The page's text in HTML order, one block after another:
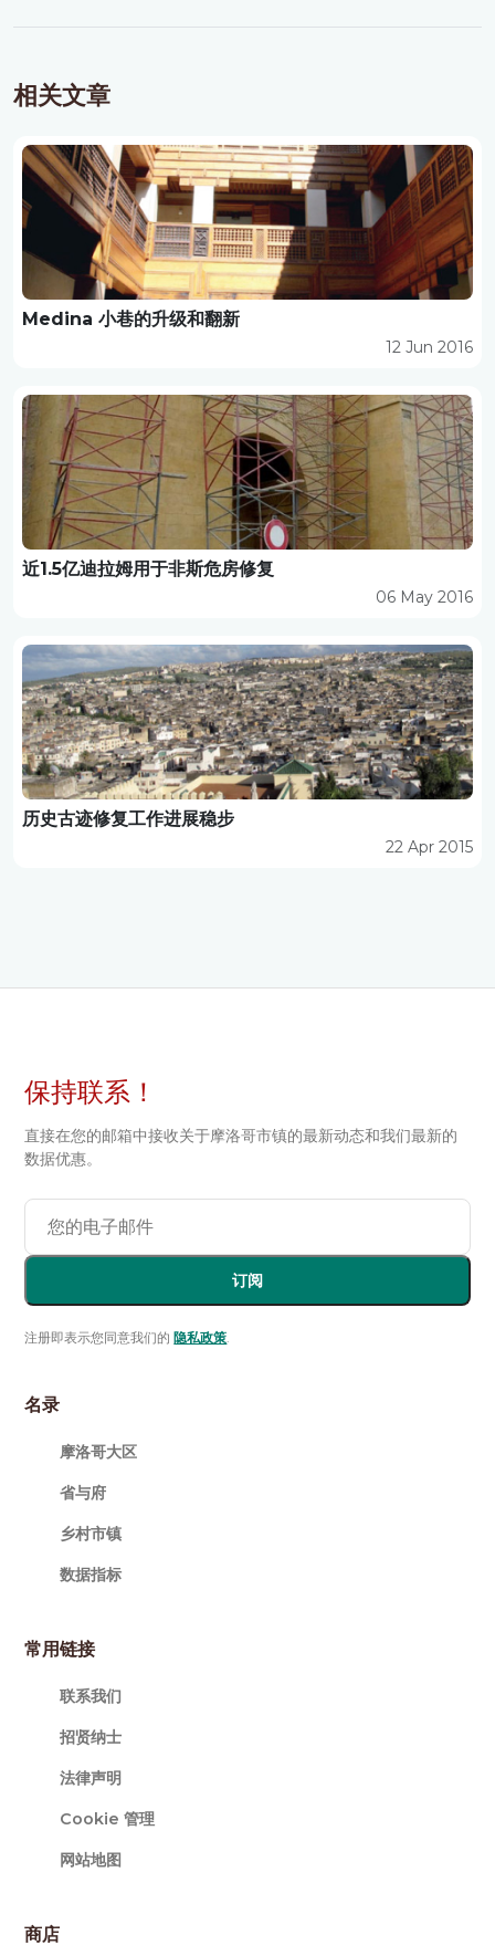
相关文章
Medina 小巷的升级和翻新
12 Jun 2016
近1.5亿迪拉姆用于非斯危房修复
06 May 2016
历史古迹修复工作进展稳步
22 Apr 2015
保持联系！
直接在您的邮箱中接收关于摩洛哥市镇的最新动态和我们最新的
数据优惠。
订阅
注册即表示您同意我们的 隐私政策.
名录
摩洛哥大区
省与府
乡村市镇
数据指标
常用链接
联系我们
招贤纳士
法律声明
Cookie 管理
网站地图
商店